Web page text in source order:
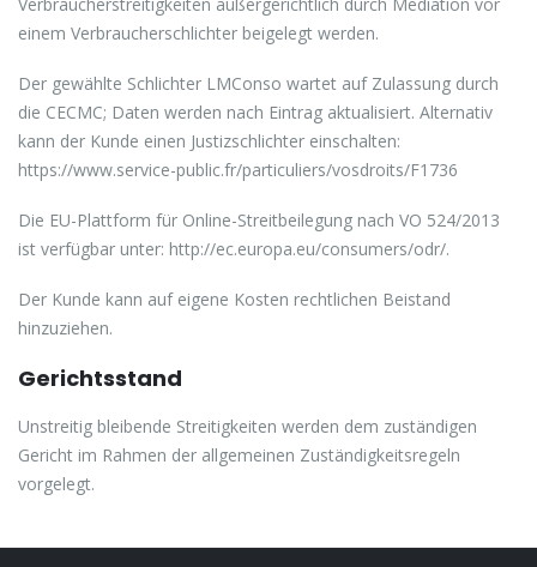
einem Verbraucherschlichter beigelegt werden.
Der gewählte Schlichter LMConso wartet auf Zulassung durch
die CECMC; Daten werden nach Eintrag aktualisiert. Alternativ
kann der Kunde einen Justizschlichter einschalten:
https://www.service-public.fr/particuliers/vosdroits/F1736
Die EU-Plattform für Online-Streitbeilegung nach VO 524/2013
ist verfügbar unter: http://ec.europa.eu/consumers/odr/.
Der Kunde kann auf eigene Kosten rechtlichen Beistand
hinzuziehen.
Gerichtsstand
Unstreitig bleibende Streitigkeiten werden dem zuständigen
Gericht im Rahmen der allgemeinen Zuständigkeitsregeln
vorgelegt.